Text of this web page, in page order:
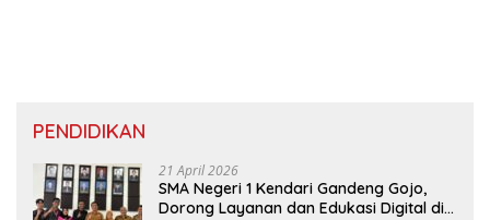
PENDIDIKAN
21 April 2026
SMA Negeri 1 Kendari Gandeng Gojo,
Dorong Layanan dan Edukasi Digital di